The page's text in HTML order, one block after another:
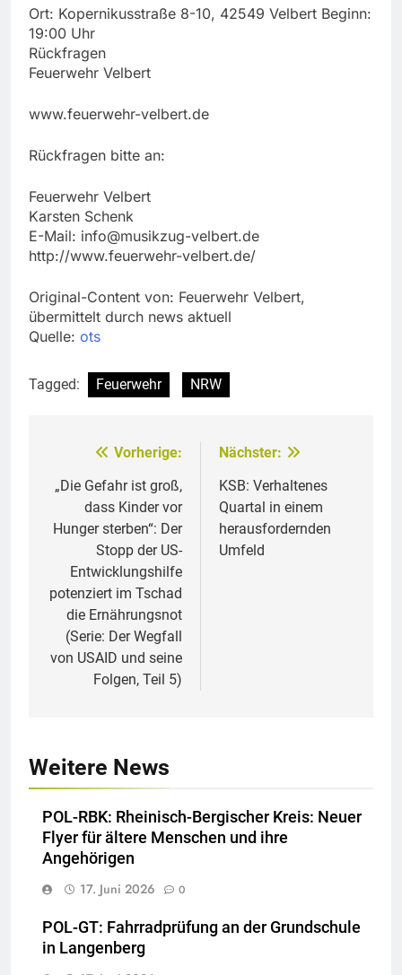
Ort: Kopernikusstraße 8-10, 42549 Velbert Beginn:
19:00 Uhr
Rückfragen
Feuerwehr Velbert
www.feuerwehr-velbert.de
Rückfragen bitte an:
Feuerwehr Velbert
Karsten Schenk
E-Mail: info@musikzug-velbert.de
http://www.feuerwehr-velbert.de/
Original-Content von: Feuerwehr Velbert,
übermittelt durch news aktuell
Quelle: ots
Tagged: Feuerwehr NRW
Beitragsnavigation
Vorherige:
„Die Gefahr ist groß,
dass Kinder vor
Hunger sterben“: Der
Stopp der US-
Entwicklungshilfe
potenziert im Tschad
die Ernährungsnot
(Serie: Der Wegfall
von USAID und seine
Folgen, Teil 5)
Nächster:
KSB: Verhaltenes
Quartal in einem
herausfordernden
Umfeld
Weitere News
POL-RBK: Rheinisch-Bergischer Kreis: Neuer
Flyer für ältere Menschen und ihre
Angehörigen
17. Juni 2026
0
POL-GT: Fahrradprüfung an der Grundschule
in Langenberg